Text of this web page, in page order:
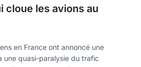
cloue les avions au
en France ont annoncé une
une quasi-paralysie du trafic